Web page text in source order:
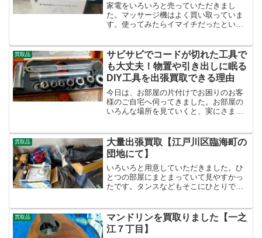
家電をいろいろと売っていただきまし
た。マッサージ機はよく買い取っていま
す。使ってみたらイマイチだったという
いかもしれません。肩とか足とか全身と
か、これからもあれこれと...
買取品
サビサビでコードが切れた工具で
も大丈夫！物置や引き出しに眠る
DIY工具を出張買取できる理由
今日は、お部屋の片付けでお困りのお客
様のご自宅へ伺ってきました。お部屋の
いろんな場所を見ていくと、実にさまざ
昔かなり本格的にDIYをされていた方の持
ち物だったようです。...
買取品
大量出張買取【江戸川区臨海町の
団地にて】
いろいろと用意していただきました。ひ
とつの部屋にまとまっていて見やすかっ
たです。タンスなどもそこにひとりで運
ものを中心に買取をさせていただきまし
た。錆びた包丁や古い石油...
買取品
マンドリンを買取りました【一之
江７丁目】